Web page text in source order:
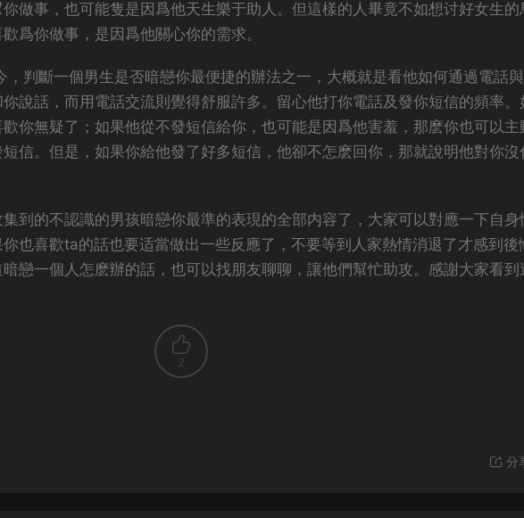
做事，也可能隻是因爲他天生樂于助人。但這樣的人畢竟不如想讨好女生的
爲你做事，是因爲他關心你的需求。
，判斷一個男生是否暗戀你最便捷的辦法之一，大概就是看他如何通過電話
說話，而用電話交流則覺得舒服許多。留心他打你電話及發你短信的頻率。
你無疑了；如果他從不發短信給你，也可能是因爲他害羞，那麽你也可以主
信。但是，如果你給他發了好多短信，他卻不怎麽回你，那就說明他對你沒
到的不認識的男孩暗戀你最準的表現的全部内容了，大家可以對應一下自身
也喜歡ta的話也要适當做出一些反應了，不要等到人家熱情消退了才感到後
戀一個人怎麽辦的話，也可以找朋友聊聊，讓他們幫忙助攻。感謝大家看到
2
分